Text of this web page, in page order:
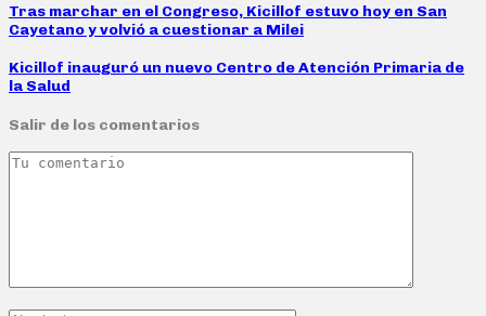
Tras marchar en el Congreso, Kicillof estuvo hoy en San
Cayetano y volvió a cuestionar a Milei
Kicillof inauguró un nuevo Centro de Atención Primaria de
la Salud
Salir de los comentarios